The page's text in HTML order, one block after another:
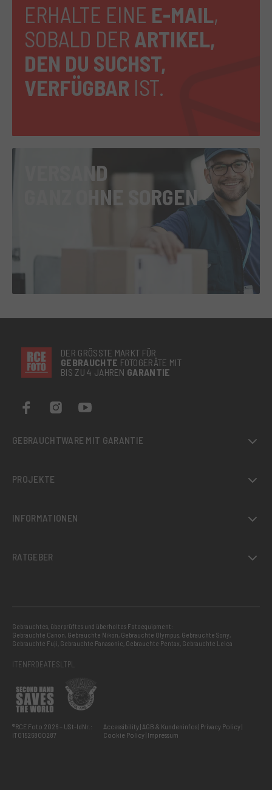
ERHALTE EINE E-MAIL,
SOBALD DER ARTIKEL,
DEN DU SUCHST,
VERFÜGBAR IST.
VERSAND
GANZ OHNE SORGEN
DER GRÖSSTE MARKT FÜR
GEBRAUCHTE FOTOGERÄTE MIT
BIS ZU 4 JAHREN GARANTIE
GEBRAUCHTWARE MIT GARANTIE
PROJEKTE
INFORMATIONEN
RATGEBER
Gebrauchtes, überprüftes und überholtes Fotoequipment:
Gebrauchte Canon Gebrauchte Nikon Gebrauchte Olympus Gebrauchte Sony
Gebrauchte Fuji Gebrauchte Panasonic Gebrauchte Pentax Gebrauchte Leica
ITENFRDEATESLTPL
®RCE Foto 2026 – USt-IdNr.:
IT01526800287
Accessibility AGB & Kundeninfos Privacy Policy
Cookie Policy Impressum